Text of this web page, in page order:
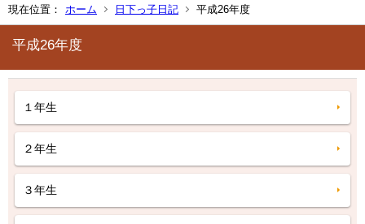
現在位置： ホーム 日下っ子日記 平成26年度
平成26年度
１年生
２年生
３年生